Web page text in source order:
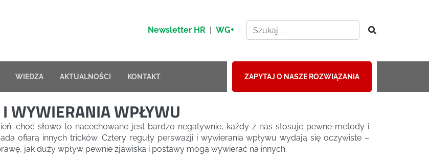
Newsletter HR | WG+
WIEDZA AKTUALNOŚCI KONTAKT ZAPYTAJ O NASZE ROZWIĄZANIA
I WYWIERANIA WPŁYWU
choć słowo to nacechowane jest bardzo negatywnie, każdy z nas stosuje pewne metody i
ofiarą innych tricków. Cztery reguły perswazji i wywierania wpływu wydają się oczywiste –
jak duży wpływ pewnie zjawiska i postawy mogą wywierać na innych.